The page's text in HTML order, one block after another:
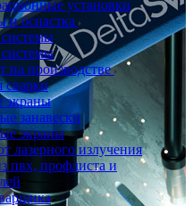
установки
и оснастка
на производстве
экраны
занавески
экраны
лазерного излучения
пвх, профлиста и